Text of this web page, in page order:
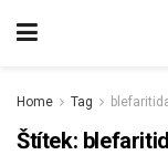
Home Tag
Štítek: